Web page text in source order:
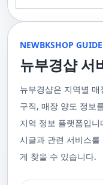
장을 원하실 때는 언제든지
요. 사전에 예약하시면 더
대한 많은 관심 덕분에, 부
것들로 정리했어요. 이 가
생기지 않을 거예요. 첫째
게 좋아요.서비스 당일에
서 공중전화나 발신 제한
거나 예약 없이 나타나지
가격으로 경험해 보세요.
부경샵 홈페이지 터치 ->
원 코스에 대한 궁금증이 있으시다면, 전화를 통한 상담을 추천드립니다.
부산 일본인 홈케어는 대
시면, 부경샵은 그에 최적
다. 언제든지 필요하실 때,
마시고 연락 주세요. 부산 일본인 홈케어 이용 방법에 대해서는, 서비스의
핵심은 바로 고객님의 현
등, 자신만의 공간에서 편안
한 마사지 서비스를 제공
은 고객님들이 긴장을 해
하는 것입니다. 또한, 부경
능하며, 다른 곳에서 찾아
를 자랑합니다. 이러한 품질은
더욱 높이기 위해, 부경샵
정기적으로 받는 마사지입
적인 마사지 방법으로, 신체
균형을 맞추는 데 중점을 둡
사지는 신체의 긴장을 풀
서 유래한 마사지 방법으
집에서도 쉽게 즐길 수 있
소하는 데 효과적이며, 신
을 줍니다. 샤이츠 마사지
상 속에서 짧은 휴식을 필
마사지는 발과 발목을 중
하고 전반적인 피로를 풀
을 개선합니다. 발 마사지
게 추천되며, 발의 피로 뿐
적인 영향을 줍니다.부경
춤형 서비스를 즐길 수
울 수 있는 이런 부경샵에
부산꿀통 디시에서 제공하
사지는 여러분의 체질 개
가져다줍니다. 이와 같이
간을 가질 수 있게 해줍니
게 예약하고 이용할 수 있
최고의 마사지 어플로 추
부산꿀통 디시의 서비스를
립니다.여러분의 건강과
모든 고민과 걱정 속에서
부산꿀통 디시의 건강한
NEWBKSHOP GUIDE
뉴부경샵 서
뉴부경샵은 지역별
구직, 매장 양도 정보
지역 정보 플랫폼입
시글과 관련 서비스
게 찾을 수 있습니다.